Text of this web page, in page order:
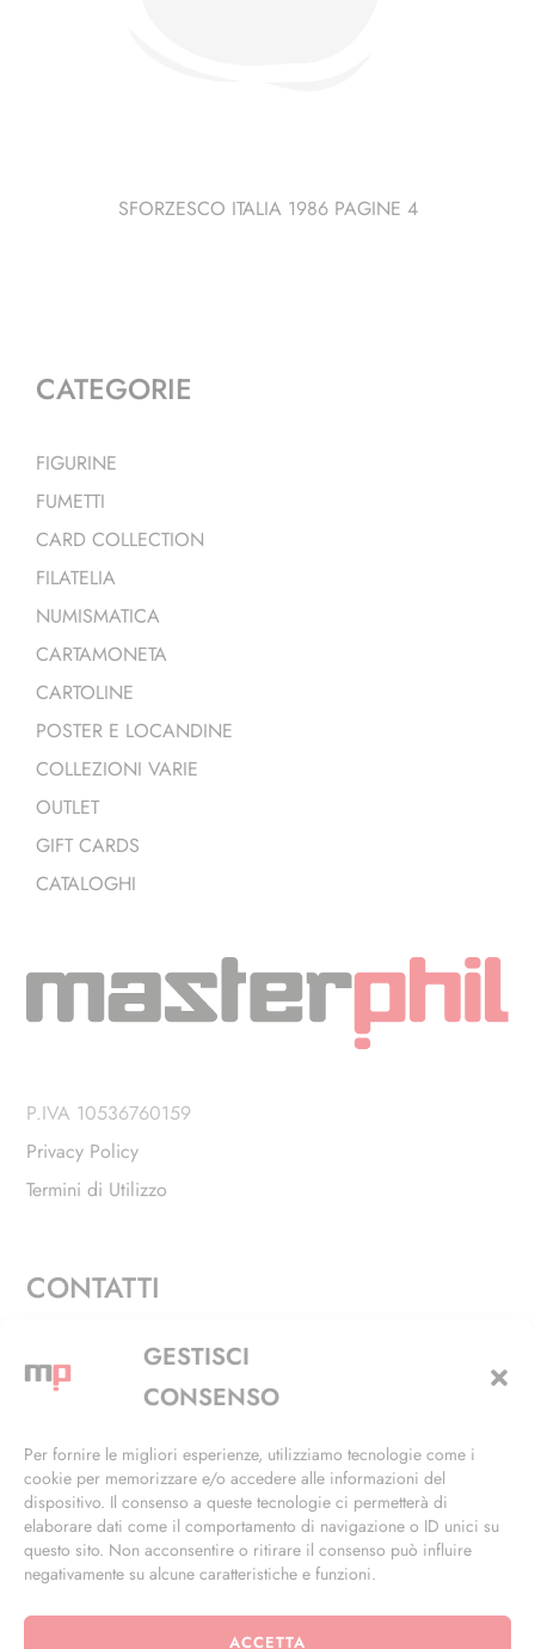
GESTISCI
CONSENSO
Per fornire le migliori esperienze, utilizziamo tecnologie come i
cookie per memorizzare e/o accedere alle informazioni del
dispositivo. Il consenso a queste tecnologie ci permetterà di
elaborare dati come il comportamento di navigazione o ID unici su
questo sito. Non acconsentire o ritirare il consenso può influire
negativamente su alcune caratteristiche e funzioni.
ACCETTA
SFORZESCO ITALIA 1986 PAGINE 4
CATEGORIE
FIGURINE
FUMETTI
CARD COLLECTION
FILATELIA
NUMISMATICA
CARTAMONETA
CARTOLINE
POSTER E LOCANDINE
COLLEZIONI VARIE
OUTLET
GIFT CARDS
CATALOGHI
P.IVA 10536760159
Privacy Policy
Termini di Utilizzo
CONTATTI
Via Alfieri, 27 - Trezzano Sul Naviglio (MI)
+39 02 4846 3155
info@masterphil.it